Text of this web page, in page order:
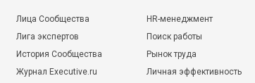
Лица Сообщества
Лига экспертов
История Сообщества
Журнал Executive.ru
HR-менеджмент
Поиск работы
Рынок труда
Личная эффективность